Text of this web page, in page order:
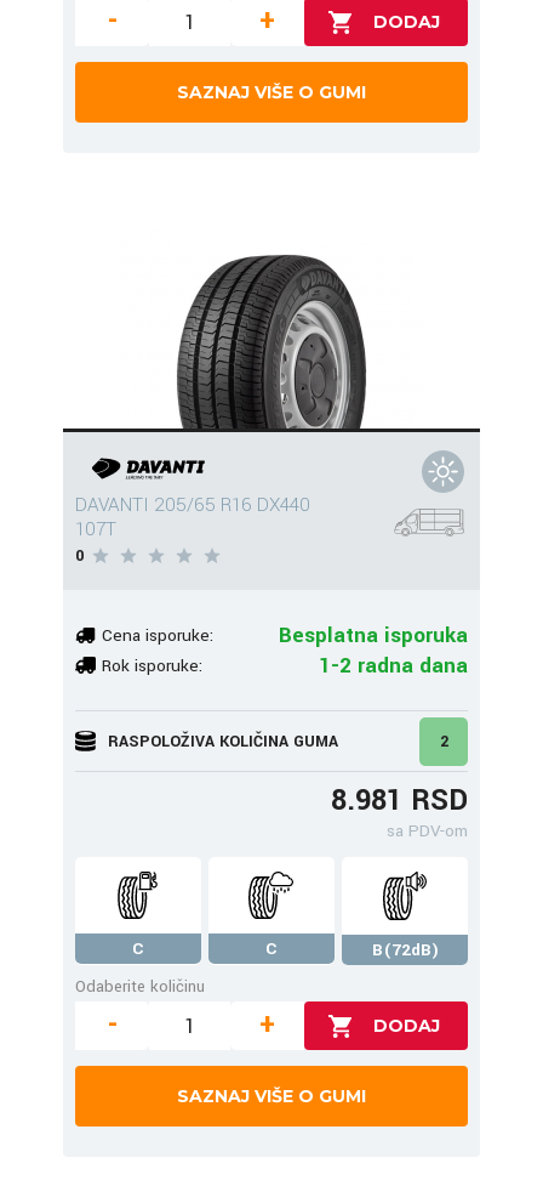
- +
SAZNAJ VIŠE O GUMI
DAVANTI 205/65 R16 DX440
107T
0
Cena isporuke: Besplatna isporuka
Rok isporuke: 1-2 radna dana
RASPOLOŽIVA KOLIČINA GUMA 2
8.981 RSD
sa PDV-om
C C
B(72dB)
Odaberite količinu
- +
SAZNAJ VIŠE O GUMI